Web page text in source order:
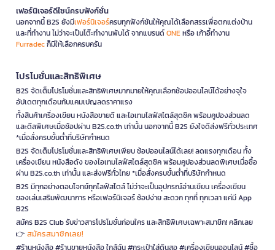
เฟอร์นิเจอร์ดีไซน์ครบฟังก์ชั่น
นอกจากนี้ B2S ยังมีเฟอร์นิเจอร์ครบทุกฟังก์ชันให้คุณได้เลือกสรรเพื่อตกแต่งบ้าน
และที่ทำงาน ไม่ว่าจะเป็นโต๊ะทำงานพับได้ จากแบรนด์ONEหรือ เก้าอี้ทำงาน
Furradecก็มีให้เลือกครบครัน
โปรโมชั่นและสิทธิพิเศษ
B2S จัดเต็มโปรโมชั่นและสิทธิพิเศษมากมายให้คุณเลือกช้อปออนไลน์ได้อย่างจุใจ
อัปเดตทุกเดือนกับแคมเปญลดราคาแรง
ทั้งสินค้าเครื่องเขียน หนังสือขายดี และไอเทมไลฟ์สไตล์สุดชิค พร้อมคูปองส่วนลด
และดีลพิเศษเมื่อช้อปผ่าน B2S.co.th เท่านั้น นอกจากนี้ B2S ยังใจดีส่งฟรีทั่วประเทศ
*เมื่อสั่งครบขั้นต่ำที่บริษัทกำหนด
B2S จัดเต็มโปรโมชั่นและสิทธิพิเศษเพียบ ช้อปออนไลน์ได้เลย! ลดแรงทุกเดือน ทั้ง
เครื่องเขียน หนังสือดัง ของไอเทมไลฟ์สไตล์สุดชิค พร้อมคูปองส่วนลดพิเศษเมื่อซื้อ
ผ่าน B2S.co.th เท่านั้น และส่งฟรีทั่วไทย *เมื่อสั่งครบขั้นต่ำที่บริษัทกำหนด
B2S มีทุกอย่างตอบโจทย์ทุกไลฟ์สไตล์ ไม่ว่าจะเป็นอุปกรณ์อ่านเขียน เครื่องเขียน
ของเล่นเสริมพัฒนาการ หรือเฟอร์นิเจอร์ ช้อปง่าย สะดวก ทุกที่ ทุกเวลา แค่มี App
B2S
สมัคร B2S Club รับข่าวสารโปรโมชั่นก่อนใคร และสิทธิพิเศษเฉพาะสมาชิก! คลิกเลย
👉 สมัครสมาชิกเลย!
#ร้านหนังสือ #ร้านขายหนังสือ ใกล้ฉัน #กระเป๋าใส่ดินสอ #เครื่องเขียนออนไลน์ #ซื้อ